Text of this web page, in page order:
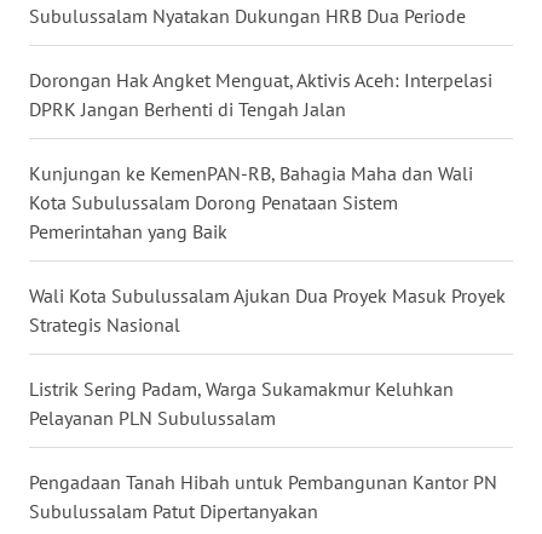
Subulussalam Nyatakan Dukungan HRB Dua Periode
Dorongan Hak Angket Menguat, Aktivis Aceh: Interpelasi
DPRK Jangan Berhenti di Tengah Jalan
Kunjungan ke KemenPAN-RB, Bahagia Maha dan Wali
Kota Subulussalam Dorong Penataan Sistem
Pemerintahan yang Baik
Wali Kota Subulussalam Ajukan Dua Proyek Masuk Proyek
Strategis Nasional
Listrik Sering Padam, Warga Sukamakmur Keluhkan
Pelayanan PLN Subulussalam
Pengadaan Tanah Hibah untuk Pembangunan Kantor PN
Subulussalam Patut Dipertanyakan
WN
WN
JATENG
WN
NUSANTARA
JOGJA
JATIM
BALI